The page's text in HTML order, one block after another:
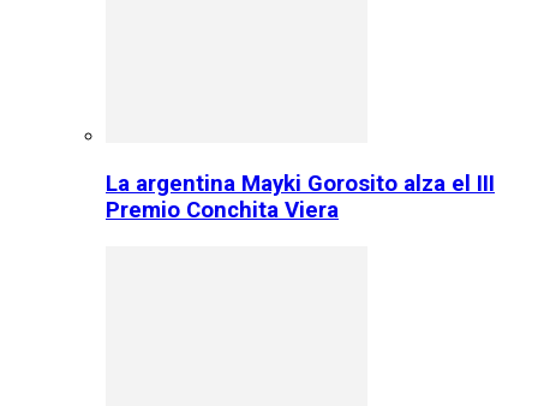
La argentina Mayki Gorosito alza el III
Premio Conchita Viera